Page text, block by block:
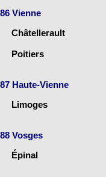
86 Vienne
Châtellerault
Poitiers
87 Haute-Vienne
Limoges
88 Vosges
Épinal